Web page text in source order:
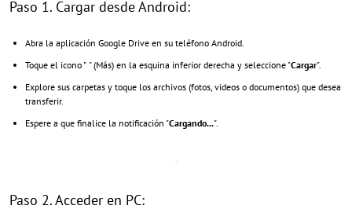
Paso 1. Cargar desde Android:
Abra la aplicación Google Drive en su teléfono Android.
Toque el icono " " (Más) en la esquina inferior derecha y seleccione "Cargar".
Explore sus carpetas y toque los archivos (fotos, videos o documentos) que desea
transferir.
Espere a que finalice la notificación "Cargando...".
Paso 2. Acceder en PC: